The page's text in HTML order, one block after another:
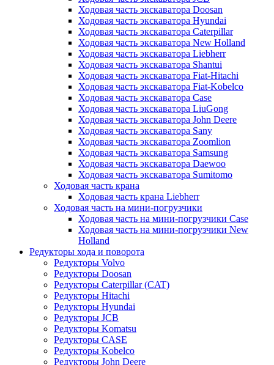
Ходовая часть экскаватора Doosan
Ходовая часть экскаватора Hyundai
Ходовая часть экскаватора Caterpillar
Ходовая часть экскаватора New Holland
Ходовая часть экскаватора Liebherr
Ходовая часть экскаватора Shantui
Ходовая часть экскаватора Fiat-Hitachi
Ходовая часть экскаватора Fiat-Kobelco
Ходовая часть экскаватора Case
Ходовая часть экскаватора LiuGong
Ходовая часть экскаватора John Deere
Ходовая часть экскаватора Sany
Ходовая часть экскаватора Zoomlion
Ходовая часть экскаватора Samsung
Ходовая часть экскаватора Daewoo
Ходовая часть экскаватора Sumitomo
Ходовая часть крана
Ходовая часть крана Liebherr
Ходовая часть на мини-погрузчики
Ходовая часть на мини-погрузчики Case
Ходовая часть на мини-погрузчики New
Holland
Редукторы хода и поворота
Редукторы Volvo
Редукторы Doosan
Редукторы Caterpillar (CAT)
Редукторы Hitachi
Редукторы Hyundai
Редукторы JCB
Редукторы Komatsu
Редукторы CASE
Редукторы Kobelco
Редукторы John Deere